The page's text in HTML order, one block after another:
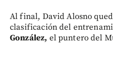
Al final, David Alosno
clasificación del
González, el puntero del